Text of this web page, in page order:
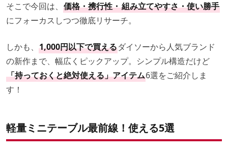
そこで今回は、 価格・携行性・組み立てやすさ・使い勝手
にフォーカスしつつ徹底リサーチ。
しかも、 1,000円以下で買えるダイソーから人気ブランド
の新作まで、幅広くピックアップ。シンプル構造だけど
「持っておくと絶対使える」アイテム6選をご紹介しま
す！
軽量ミニテーブル最前線！使える5選